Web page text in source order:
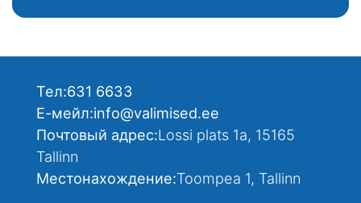
Тел:631 6633
Е-мейл:info@valimised.ee
Почтовый адрес:Lossi plats 1a, 15165
Tallinn
Местонахождение:Toompea 1, Tallinn